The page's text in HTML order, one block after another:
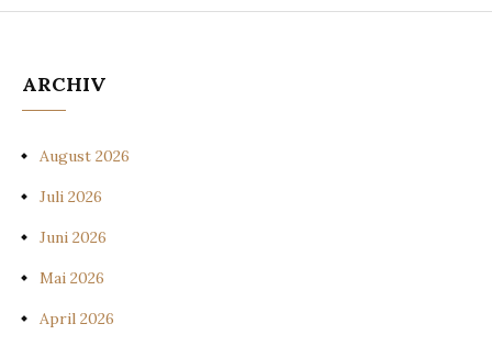
ARCHIV
August 2026
Juli 2026
Juni 2026
Mai 2026
April 2026